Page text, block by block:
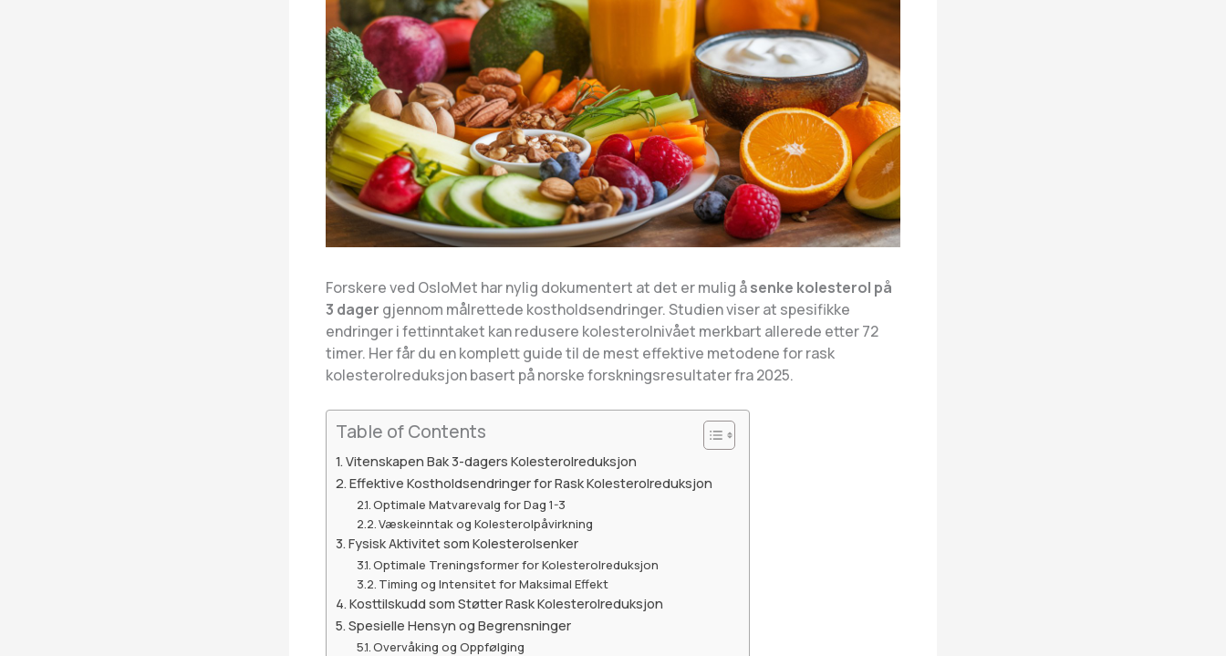
Forskere ved OsloMet har nylig dokumentert at det er mulig åsenke kolesterol på
3 dager gjennom målrettede kostholdsendringer. Studien viser at spesifikke
endringer i fettinntaket kan redusere kolesterolnivået merkbart allerede etter 72
timer. Her får du en komplett guide til de mest effektive metodene for rask
kolesterolreduksjon basert på norske forskningsresultater fra 2025.
Table of Contents
Vitenskapen Bak 3-dagers Kolesterolreduksjon
Effektive Kostholdsendringer for Rask Kolesterolreduksjon
Optimale Matvarevalg for Dag 1-3
Væskeinntak og Kolesterolpåvirkning
Fysisk Aktivitet som Kolesterolsenker
Optimale Treningsformer for Kolesterolreduksjon
Timing og Intensitet for Maksimal Effekt
Kosttilskudd som Støtter Rask Kolesterolreduksjon
Spesielle Hensyn og Begrensninger
Overvåking og Oppfølging